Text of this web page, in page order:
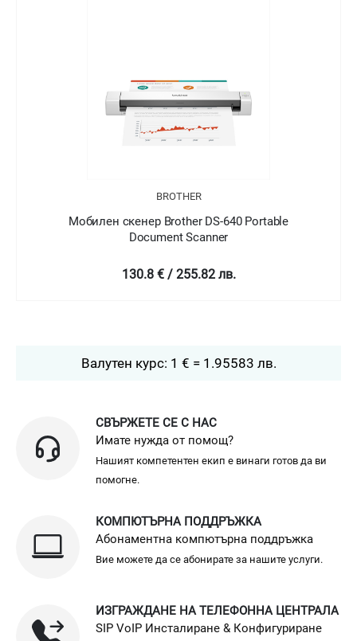
Мобилен скенер Brother DS-740D 2-sided
Document Scanner
178.8 € / 349.7 лв.
Валутен курс: 1 € = 1.95583 лв.
СВЪРЖЕТЕ СЕ С НАС
Имате нужда от помощ?
Нашият компетентен екип е винаги готов да ви
помогне.
КОМПЮТЪРНА ПОДДРЪЖКА
Абонаментна компютърна поддръжка
Вие можете да се абонирате за нашите услуги.
ИЗГРАЖДАНЕ НА ТЕЛЕФОННА ЦЕНТРАЛА
SIP VoIP Инсталиране & Конфигуриране